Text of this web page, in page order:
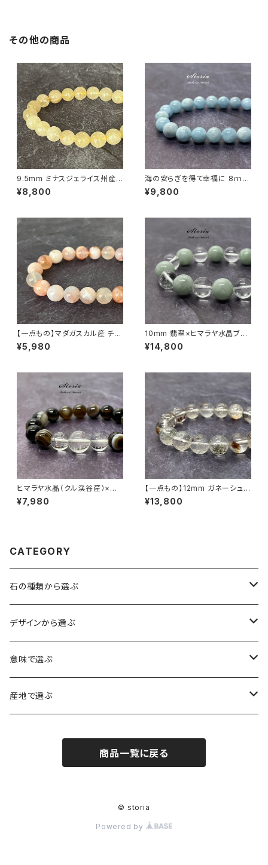
その他の商品
9.5mm ミナスジェライス州産
ゴールデン ルチルクォーツ ブレ
スレット【鑑別済み・画像現物・R
¥8,800
海の安らぎを得て幸福に 8ｍｍ
アクアマリン（緑柱石）ブレスレ
ット
¥9,800
【一点もの】マダガスカル産 チェ
リーブロッサムアゲート（桜瑪
瑙） 8mm ブレスレット【M0714
¥5,980
10mm 翡翠×ヒマラヤ水晶ブレ
スレット
¥14,800
ヒマラヤ水晶（クル渓谷産）×天
眼石 ブレスレット
¥7,980
【一点もの】12mm ガネーシュヒ
マール産 ヒマラヤ・ガーデンクォ
ーツ ブレスレット【GN1217】
¥13,800
CATEGORY
石の種類から選ぶ
水晶（クォーツ）
アイリスクォーツ（虹入り水晶）
ヒマラヤ水晶
ローズクォーツ（紅水晶）
アメジスト（紫水晶）
スモーキークォーツ（煙水晶）
アイリススモーキークォーツ（虹入り水晶）
デザインから選ぶ
龍彫刻（水晶）
龍彫刻（オニキス）
意味で選ぶ
魔除け・厄除け
癒やし・ヒーリング
産地で選ぶ
商品一覧に戻る
© storia
Powered by